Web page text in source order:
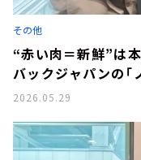
その他
“赤い肉＝新鮮”は
バックジャパンの「
2026.05.29